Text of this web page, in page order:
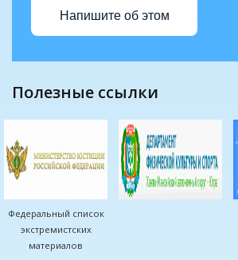
Напишите об этом
полезные ссылки
Федеральный список
экстремистских
материалов